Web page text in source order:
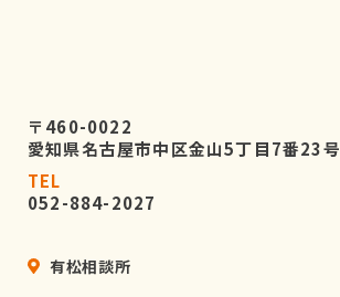
〒460-0022
愛知県名古屋市中区金山5丁目7番23号
TEL
052-884-2027
有松相談所